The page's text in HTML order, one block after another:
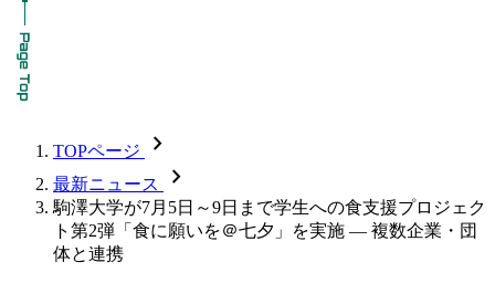
TOPページ chevron_forward
最新ニュース chevron_forward
駒澤大学が7月5日～9日まで学生への食支援プロジェク
ト第2弾「食に願いを＠七夕」を実施 — 複数企業・団
体と連携